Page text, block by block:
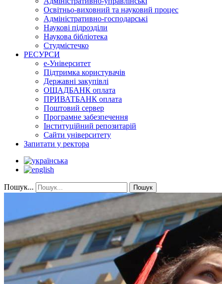
Освітньо-виховний та науковий процес
Адміністративно-господарські
Наукові підрозділи
Наукова бібліотека
Студмістечко
РЕСУРСИ
е-Університет
Підтримка користувачів
Державні закупівлі
ОЩАДБАНК оплата
ПРИВАТБАНК оплата
Поштовий сервер
Програмне забезпечення
Інституційний репозитарій
Сайти університету
Запитати у ректора
Пошук... Пошук